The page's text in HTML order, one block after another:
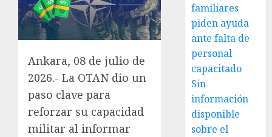
Ankara, 08 de julio de
2026.- La OTAN dio un
paso clave para
reforzar su capacidad
militar al informar
familiares
piden ayuda
ante falta de
personal
capacitado
Sin
información
disponible
sobre el